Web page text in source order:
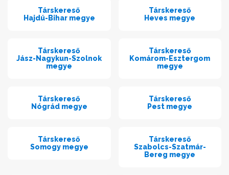
Társkereső
Hajdú-Bihar megye
Társkereső
Heves megye
Társkereső
Jász-Nagykun-Szolnok
megye
Társkereső
Komárom-Esztergom
megye
Társkereső
Nógrád megye
Társkereső
Pest megye
Társkereső
Somogy megye
Társkereső
Szabolcs-Szatmár-
Bereg megye